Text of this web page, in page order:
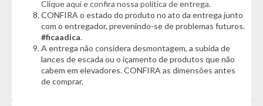
- Compatível com hastes de 19mm a 36mm de diâmetro
- Resistente ao sol e chuva
- Prático, discreto e fácil transporte
- Ideal para praia, jardins e áreas de lazer
Dimensões:
- Altura: 15cm
- Largura: 45cm
Clique aqui e confira nossa política de entrega.
CONFIRA o estado do produto no ato da entrega junto
com o entregador, prevenindo-se de problemas futuros.
#ficaadica.
A entrega não considera desmontagem, a subida de
lances de escada ou o içamento de produtos que não
cabem em elevadores. CONFIRA as dimensões antes
de comprar.